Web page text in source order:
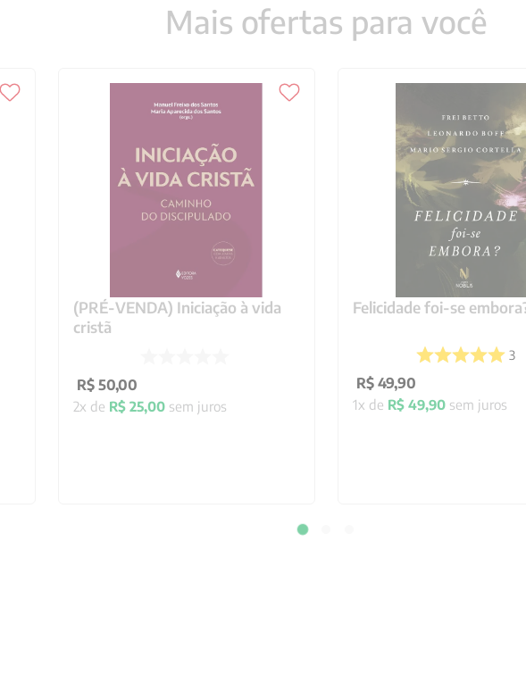
Mais ofertas para você
(PRÉ-VENDA) Iniciação à vida
cristã
R$ 50,00
2x de R$ 25,00sem juros
Felicidade foi-se
3
R$ 49,90
1x de R$ 49,90sem juros